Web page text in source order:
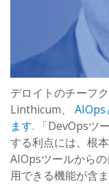
デロイトのチーフ
Linthicum、 AIOps
ます. 「DevOpsツ
する利点には、根
AIOpsツールから
用できる機能が含